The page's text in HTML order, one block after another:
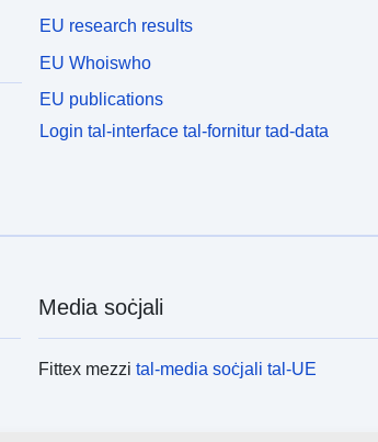
EU research results
EU Whoiswho
EU publications
Login tal-interface tal-fornitur tad-data
Media soċjali
Fittex mezzital-media soċjali tal-UE